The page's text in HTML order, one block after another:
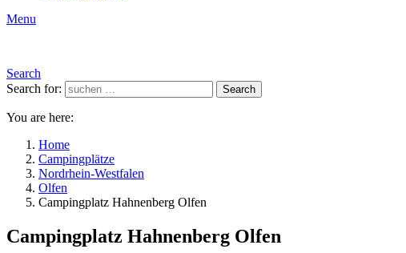
Menu
Search
Search for:
Search
You are here:
Home
Campingplätze
Nordrhein-Westfalen
Olfen
Campingplatz Hahnenberg Olfen
Campingplatz Hahnenberg Olfen